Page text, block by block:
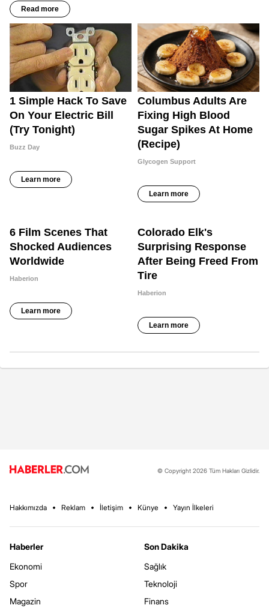
© Copyright 2026 Tüm Hakları Gizlidir.
Hakkımızda Reklam İletişim Künye Yayın İlkeleri
Haberler
Ekonomi
Spor
Magazin
Son Dakika
Sağlık
Teknoloji
Finans